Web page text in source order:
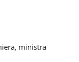
ministra